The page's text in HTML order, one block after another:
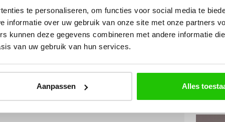
te personaliseren, om functies voor social media te
informatie over uw gebruik van onze site met onze partners
kunnen deze gegevens combineren met andere informatie
van uw gebruik van hun services.
Aanpassen Alles
E27